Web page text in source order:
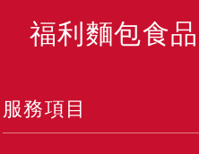
福利麵包食
服務項目